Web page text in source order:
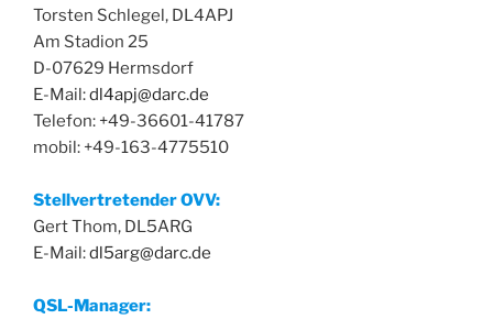
Torsten Schlegel, DL4APJ
Am Stadion 25
D-07629 Hermsdorf
E-Mail:dl4apj@darc.de
Telefon: +49-36601-41787
mobil: +49-163-4775510
Stellvertretender OVV:
Gert Thom, DL5ARG
E-Mail:dl5arg@darc.de
QSL-Manager: